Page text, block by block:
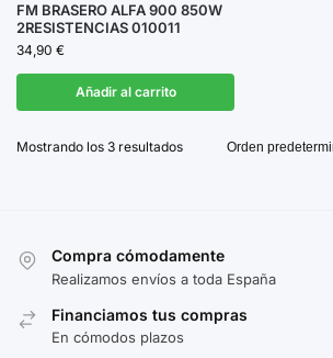
FM BRASERO ALFA 900 850W
2RESISTENCIAS 010011
34,90 €
Añadir al carrito
Mostrando los 3 resultados
Compra cómodamente
Realizamos envíos a toda España
Financiamos tus compras
En cómodos plazos